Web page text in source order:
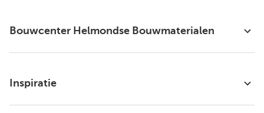
Bouwcenter Helmondse Bouwmaterialen
Inspiratie